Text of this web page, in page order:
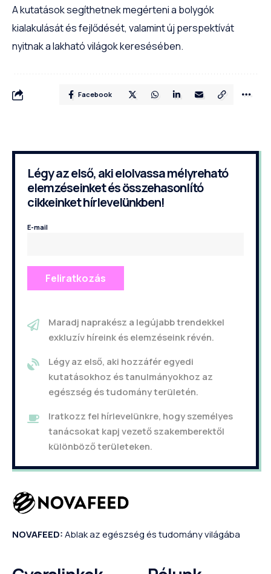
A kutatások segíthetnek megérteni a bolygók
kialakulását és fejlődését, valamint új perspektívát
nyitnak a lakható világok keresésében.
Facebook
Légy az első, aki elolvassa mélyreható
elemzéseinket és összehasonlító
cikkeinket hírlevelünkben!
E-mail
Maradj naprakész a legújabb trendekkel
exkluzív híreink és elemzéseink révén.
Légy az első, aki hozzáfér egyedi
kutatásokhoz és tanulmányokhoz az
egészség és tudomány területén.
Iratkozz fel hírlevelünkre, hogy személyes
tanácsokat kapj vezető szakemberektől
különböző területeken.
NOVAFEED:Ablak az egészség és tudomány világába